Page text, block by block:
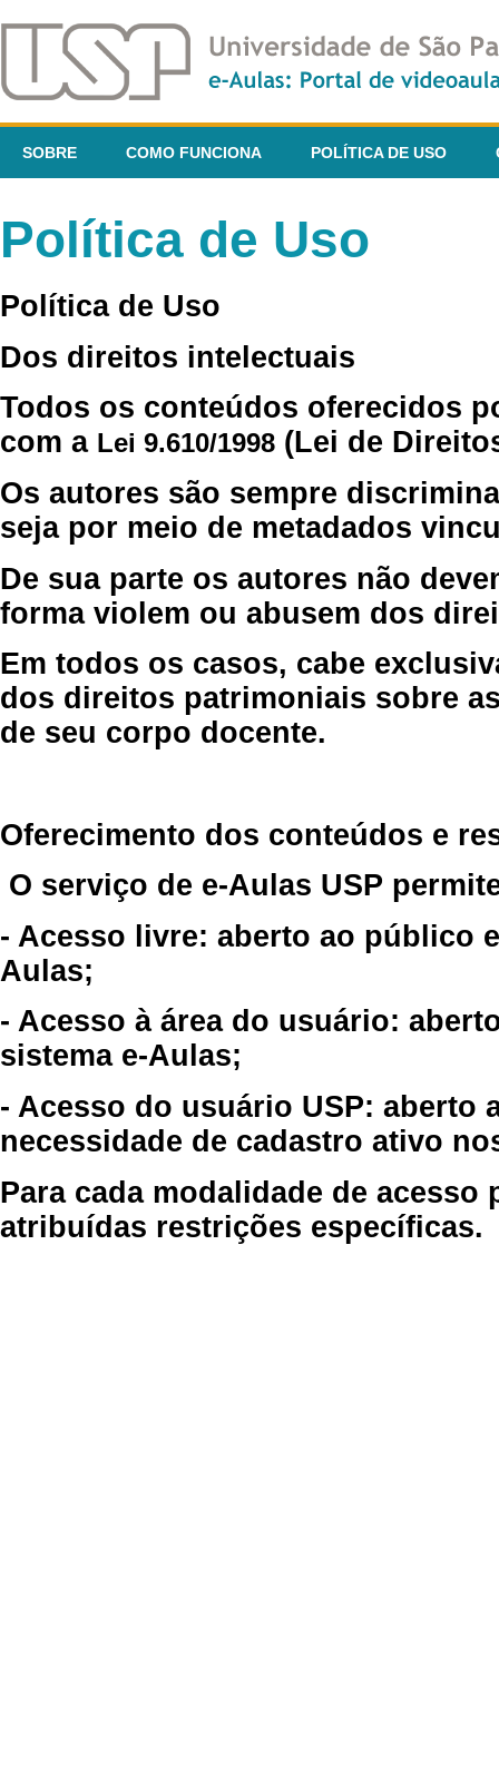
SOBRE COMO FUNCIONA POLÍTICA DE USO
Política de Uso
Política de Uso
Dos direitos intelectuais
Todos os conteúdos oferecidos
com a Lei 9.610/1998 (Lei de
Os autores são sempre
seja por meio de metadados
De sua parte os autores não
forma violem ou abusem dos
Em todos os casos, cabe
dos direitos patrimoniais sobre
de seu corpo docente.
Oferecimento dos conteúdos e
O serviço de e-Aulas USP
- Acesso livre: aberto ao público
Aulas;
- Acesso à área do usuário:
sistema e-Aulas;
- Acesso do usuário USP: aberto
necessidade de cadastro ativo
Para cada modalidade de
atribuídas restrições específicas.